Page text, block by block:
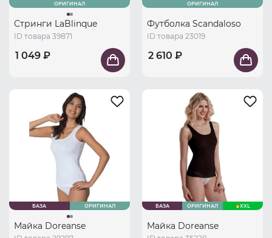
ОРИГИНАЛ
Стринги LaBlinque
ID товара 39871
1 049 ₽
ОРИГИНАЛ
Футболка Scandaloso
ID товара 23019
2 610 ₽
БАЗА ОРИГИНАЛ
Майка Doreanse
БАЗА ОРИГИНАЛ XXL
Майка Doreanse